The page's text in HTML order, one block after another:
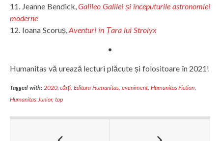
11. Jeanne Bendick,Galileo Galilei și începuturile astronomiei
moderne
12. Ioana Scoruș,Aventuri în Țara lui Strolyx
•
Humanitas vă urează lecturi plăcute și folositoare în 2021!
Tagged with: 2020,cărți,Editura Humanitas, eveniment, Humanitas Fiction,
Humanitas Junior, top